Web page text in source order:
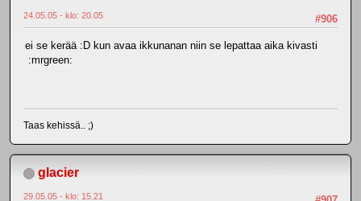
#906
24.05.05 - klo: 20.05
ei se kerää :D kun avaa ikkunanan niin se lepattaa aika kivasti
:mrgreen:
Taas kehissä.. ;)
glacier
29.05.05 - klo: 15.21